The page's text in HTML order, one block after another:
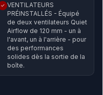
✓ VENTILATEURS
PRÉINSTALLÉS - Équipé
de deux ventilateurs Quiet
Airflow de 120 mm - un à
l'avant, un à l'arrière - pour
des performances
solides dès la sortie de la
boîte.